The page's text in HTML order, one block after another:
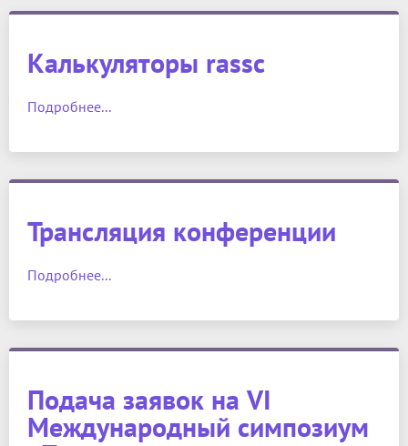
Калькуляторы rassc
Подробнее...
Трансляция конференции
Подробнее...
Подача заявок на VI
Международный симпозиум